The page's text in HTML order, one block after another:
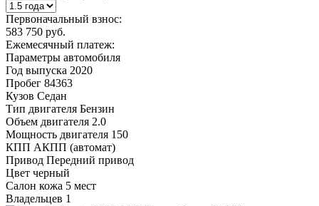
Первоначальный взнос:
583 750 руб.
Ежемесячный платеж:
Параметры автомобиля
Год выпуска 2020
Пробег 84363
Кузов Седан
Тип двигателя Бензин
Объем двигателя 2.0
Мощность двигателя 150
КПП АКПП (автомат)
Привод Передний привод
Цвет черный
Салон кожа 5 мест
Владельцев 1